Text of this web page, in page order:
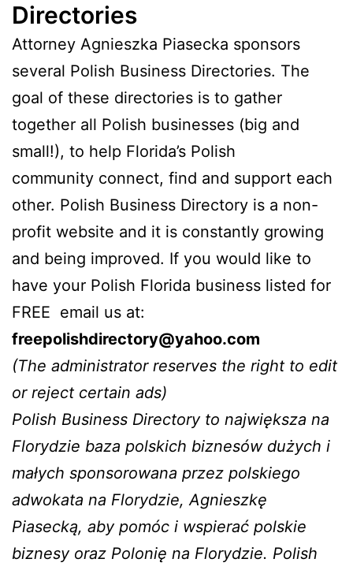
Directories
Attorney Agnieszka Piasecka sponsors
several Polish Business Directories. The
goal of these directories is to gather
together all Polish businesses (big and
small!), to help Florida’s Polish
community connect, find and support each
other. Polish Business Directory is a non-
profit website and it is constantly growing
and being improved. If you would like to
have your Polish Florida business listed for
FREE email us at:
freepolishdirectory@yahoo.com
(The administrator reserves the right to edit
or reject certain ads)
Polish Business Directory to największa na
Florydzie baza polskich biznesów dużych i
małych sponsorowana przez polskiego
adwokata na Florydzie, Agnieszkę
Piasecką, aby pomóc i wspierać polskie
biznesy oraz Polonię na Florydzie. Polish